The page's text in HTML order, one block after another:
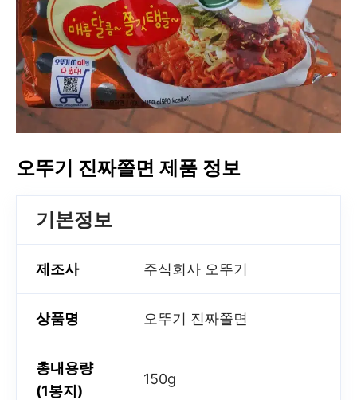
오뚜기 진짜쫄면 제품 정보
기본정보
제조사 주식회사 오뚜기
상품명 오뚜기 진짜쫄면
총내용량
(1봉지)
150g